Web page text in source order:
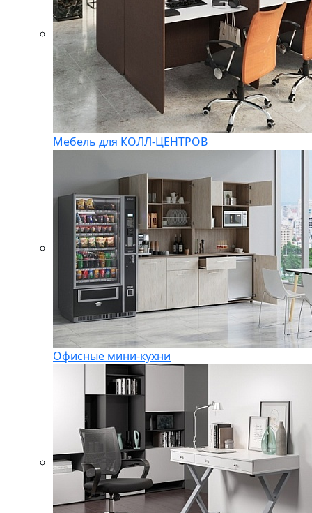
Мебель для КОЛЛ-ЦЕНТРОВ
Офисные мини-кухни